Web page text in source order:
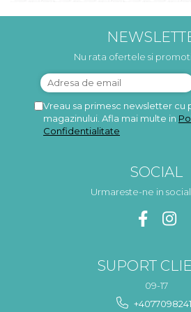
Nu rata ofertele si
Vreau sa primesc newsletter cu
magazinului. Afla mai multe in
Confidentialitate
SOCIAL
Urmareste-ne in
SUPORT
09-17